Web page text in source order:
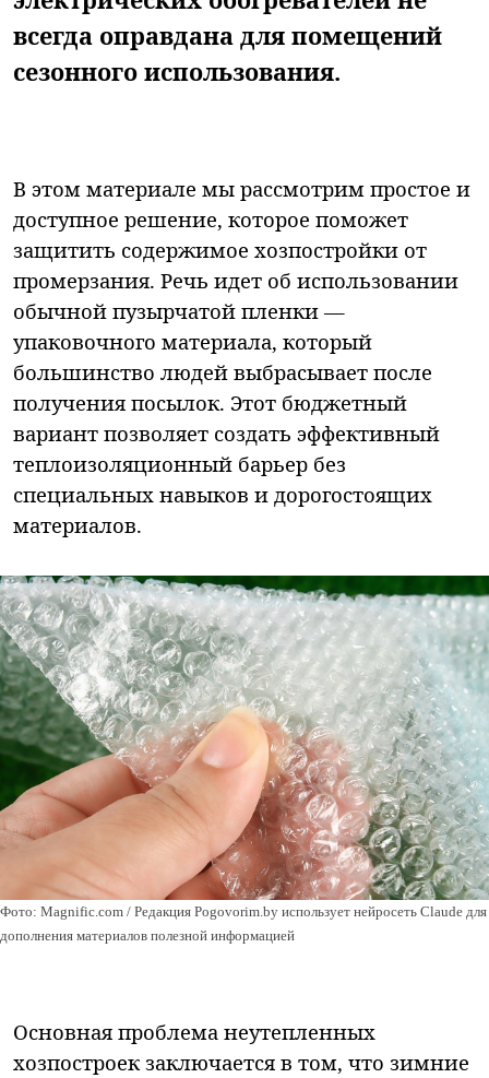
всегда оправдана для помещений
сезонного использования.
В этом материале мы рассмотрим простое и
доступное решение, которое поможет
защитить содержимое хозпостройки от
промерзания. Речь идет об использовании
обычной пузырчатой пленки —
упаковочного материала, который
большинство людей выбрасывает после
получения посылок. Этот бюджетный
вариант позволяет создать эффективный
теплоизоляционный барьер без
специальных навыков и дорогостоящих
материалов.
Фото: Magnific.com / Редакция Pogovorim.by использует нейросеть Claude для
дополнения материалов полезной информацией
Основная проблема неутепленных
хозпостроек заключается в том, что зимние